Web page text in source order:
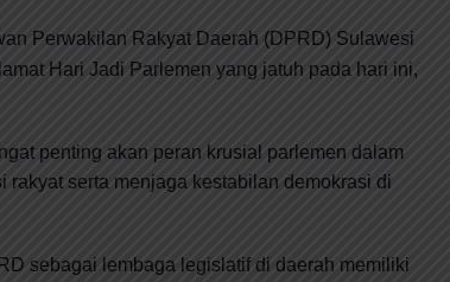
Perwakilan Rakyat Daerah (DPRD) Sulawesi
Hari Jadi Parlemen yang jatuh pada hari ini,
penting akan peran krusial parlemen dalam
serta menjaga kestabilan demokrasi di
sebagai lembaga legislatif di daerah memiliki